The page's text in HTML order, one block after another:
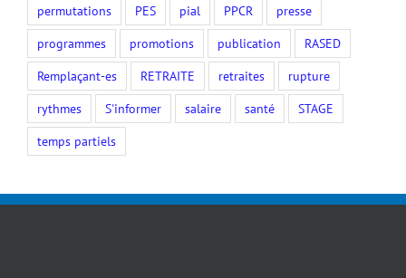
permutations
PES pial PPCR
presse
programmes
promotions publication
RASED
Remplaçant-es
RETRAITE retraites
rupture
rythmes
S'informer salaire santé
STAGE
temps partiels